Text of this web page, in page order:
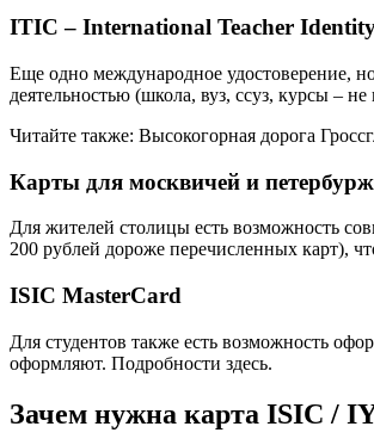
ITIC – International Teacher
Еще одно международное удостоверение,
деятельностью (школа, вуз, ссуз, курсы –
Читайте также: Высокогорная дорога
Карты для москвичей и
Для жителей столицы есть возможность
200 рублей дороже перечисленных карт),
ISIC MasterCard
Для студентов также есть возможность
оформляют. Подробности здесь.
Зачем нужна карта ISIC /